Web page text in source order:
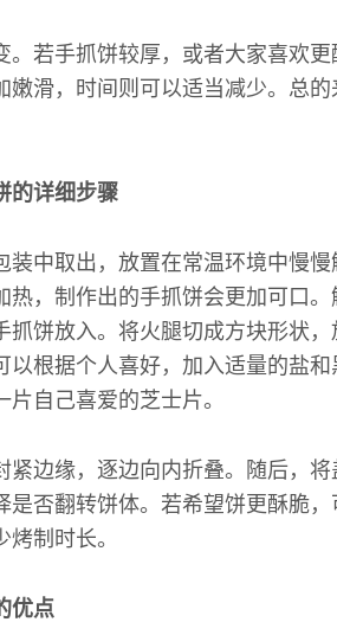
。若手抓饼较厚，或者大家喜欢
嫩滑，时间则可以适当减少。总
的详细步骤
装中取出，放置在常温环境中慢
热，制作出的手抓饼会更加可口
抓饼放入。将火腿切成方块形状
以根据个人喜好，加入适量的盐
自己喜爱的芝士片。
紧边缘，逐边向内折叠。随后，
是否翻转饼体。若希望饼更酥脆
制时长。
优点